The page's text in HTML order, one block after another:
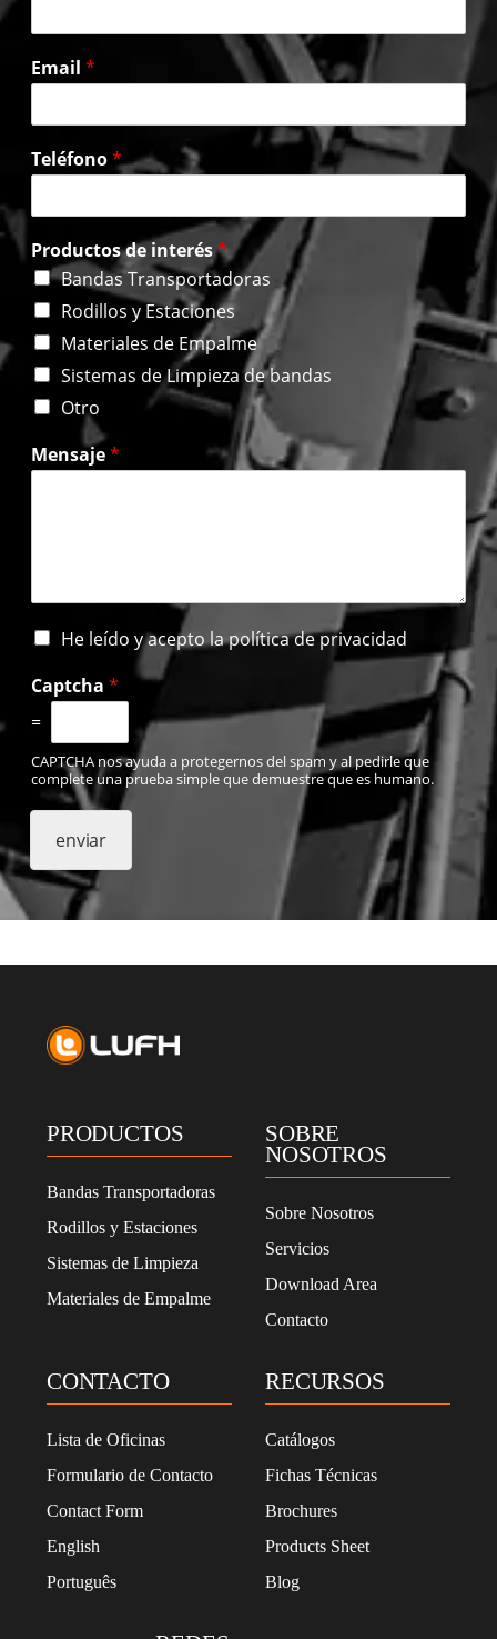
Email*
Teléfono*
Productos de interés*
Bandas Transportadoras
Rodillos y Estaciones
Materiales de Empalme
Sistemas de Limpieza de bandas
Otro
Mensaje*
H
l
í
o
y
a
p
o
a
He leído y acepto la política de privacidad
Captcha*
=
CAPTCHA nos ayuda a protegernos del spam y al pedirle que
complete una prueba simple que demuestre que es humano.
enviar
PRODUCTOS
Bandas Transportadoras
Rodillos y Estaciones
Sistemas de Limpieza
Materiales de Empalme
SOBRE
NOSOTROS
Sobre Nosotros
Servicios
Download Area
Contacto
CONTACTO
Lista de Oficinas
Formulario de Contacto
Contact Form
English
Português
RECURSOS
Catálogos
Fichas Técnicas
Brochures
Products Sheet
Blog